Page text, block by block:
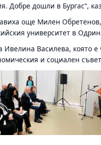
Добре дошли в Бургас“,
още Милен
университет в
Василева, която
и социален